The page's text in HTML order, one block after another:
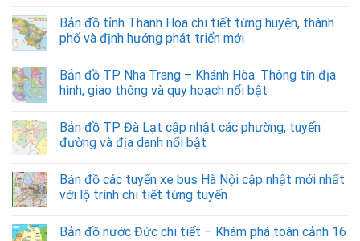
Bản đồ tỉnh Thanh Hóa chi tiết từng huyện, thành
phố và định hướng phát triển mới
Bản đồ TP Nha Trang – Khánh Hòa: Thông tin địa
hình, giao thông và quy hoạch nổi bật
Bản đồ TP Đà Lạt cập nhật các phường, tuyến
đường và địa danh nổi bật
Bản đồ các tuyến xe bus Hà Nội cập nhật mới nhất
với lộ trình chi tiết từng tuyến
Bản đồ nước Đức chi tiết – Khám phá toàn cảnh 16